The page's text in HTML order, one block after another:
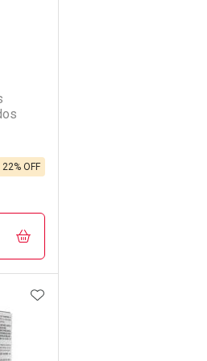
22% OFF
FECHAR
FECHAR
ADICIONAR AOS